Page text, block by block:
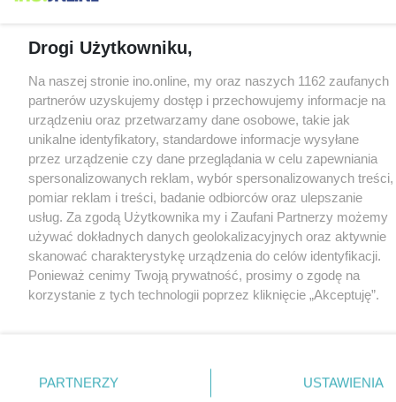
Drogi Użytkowniku,
Na naszej stronie ino.online, my oraz naszych 1162 zaufanych
partnerów uzyskujemy dostęp i przechowujemy informacje na
urządzeniu oraz przetwarzamy dane osobowe, takie jak
unikalne identyfikatory, standardowe informacje wysyłane
przez urządzenie czy dane przeglądania w celu zapewniania
spersonalizowanych reklam, wybór spersonalizowanych treści,
pomiar reklam i treści, badanie odbiorców oraz ulepszanie
usług. Za zgodą Użytkownika my i Zaufani Partnerzy możemy
używać dokładnych danych geolokalizacyjnych oraz aktywnie
skanować charakterystykę urządzenia do celów identyfikacji.
Ponieważ cenimy Twoją prywatność, prosimy o zgodę na
korzystanie z tych technologii poprzez kliknięcie „Akceptuję”.
nie wymagają zgody użytkownika, ale masz prawo sprzeciwić
się takiemu przetwarzaniu. Preferencje będą miały
PARTNERZY USTAWIENIA